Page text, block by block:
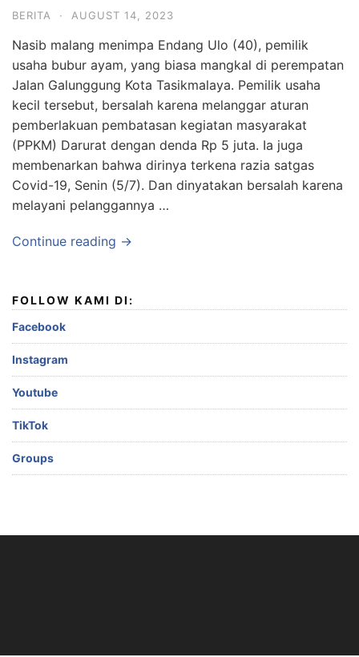
BERITA · AUGUST 14, 2023
Nasib malang menimpa Endang Ulo (40), pemilik
usaha bubur ayam, yang biasa mangkal di perempatan
Jalan Galunggung Kota Tasikmalaya. Pemilik usaha
kecil tersebut, bersalah karena melanggar aturan
pemberlakuan pembatasan kegiatan masyarakat
(PPKM) Darurat dengan denda Rp 5 juta. Ia juga
membenarkan bahwa dirinya terkena razia satgas
Covid-19, Senin (5/7). Dan dinyatakan bersalah karena
melayani pelanggannya …
Continue reading →
FOLLOW KAMI DI:
Facebook
Instagram
Youtube
TikTok
Groups